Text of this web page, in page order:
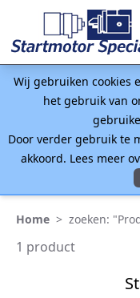
Wij gebruiken cookies
het gebruik van
Door verder gebruik te
akkoord. Lees meer
Home > zoeken:
1 product